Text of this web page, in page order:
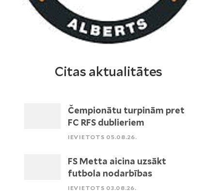
Citas aktualitātes
Čempionātu turpinām pret
FC RFS dublieriem
IEVIETOTS 05.08.26.
FS Metta aicina uzsākt
futbola nodarbības
IEVIETOTS 03.08.26.